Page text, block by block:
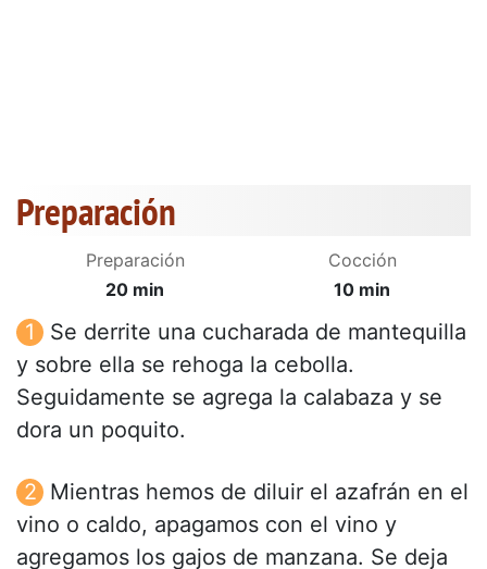
Preparación
Preparación
20 min
Cocción
10 min
Se derrite una cucharada de mantequilla
y sobre ella se rehoga la cebolla.
Seguidamente se agrega la calabaza y se
dora un poquito.
Mientras hemos de diluir el azafrán en el
vino o caldo, apagamos con el vino y
agregamos los gajos de manzana. Se deja